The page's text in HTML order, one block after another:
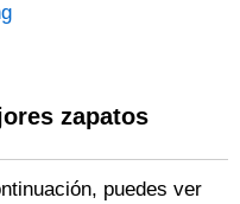
zapatos
puedes ver